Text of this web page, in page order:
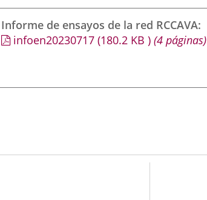
Informe de ensayos de la red RCCAVA
infoen20230717 (180.2 KB) (4 páginas)